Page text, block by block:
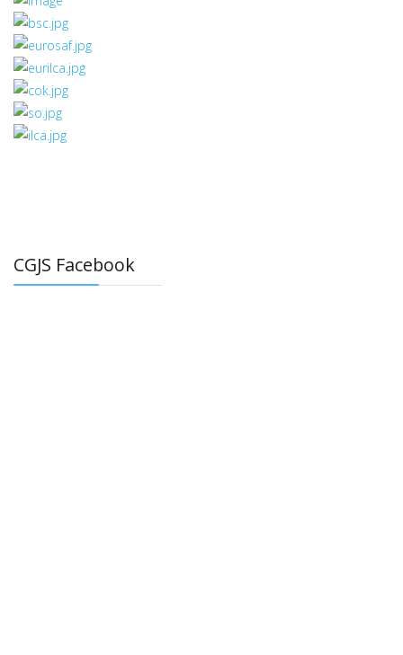
CGJS Facebook